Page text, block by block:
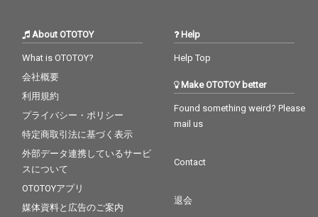
About OTOTOY
What is OTOTOY?
会社概要
利用規約
プライバシー・ポリシー
特定商取引法に基づく表示
外部データ連携しているサービ
スについて
OTOTOYアプリ
媒体資料と広告のご案内
Help
Help Top
Make OTOTOY better
Found something weird? Please
mail us
Contact
退会